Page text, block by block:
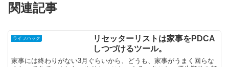
関連記事
ライフハック
リセッターリストは家事をPDCA
しつづけるツール。
家事には終わりがない3月ぐらいから、どうも、家事がうまく回らな